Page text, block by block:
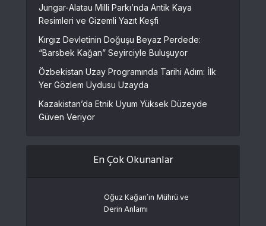
Jungar-Alatau Milli Parkı’nda Antik Kaya
Resimleri ve Gizemli Yazıt Keşfi
Kırgız Devletinin Doğuşu Beyaz Perdede:
“Barsbek Kağan” Seyirciyle Buluşuyor
Özbekistan Uzay Programında Tarihi Adım: İlk
Yer Gözlem Uydusu Uzayda
Kazakistan’da Etnik Uyum Yüksek Düzeyde
Güven Veriyor
En Çok Okunanlar
Oğuz Kağan’ın Mührü ve
Derin Anlamı